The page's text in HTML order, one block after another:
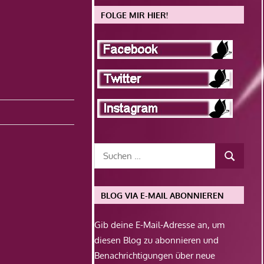
FOLGE MIR HIER!
BLOG VIA E-MAIL ABONNIEREN
Gib deine E-Mail-Adresse an, um
diesen Blog zu abonnieren und
Benachrichtigungen über neue